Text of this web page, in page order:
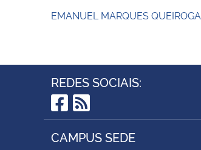
EMANUEL MARQUES QUEIROGA
REDES SOCIAIS:
Facebook
RSS
CAMPUS SEDE